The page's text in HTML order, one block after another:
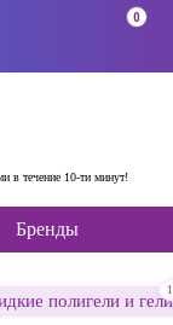
в течение 10-ти минут!
0
Бренды
полигели и гели